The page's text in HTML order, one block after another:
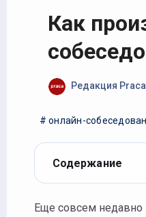
Как
Редакция
# онлайн-
Содержание
Еще совсем недавно HR-специалисты стремились увидеть соискателя лично на очной встрече, а сейчас все шире